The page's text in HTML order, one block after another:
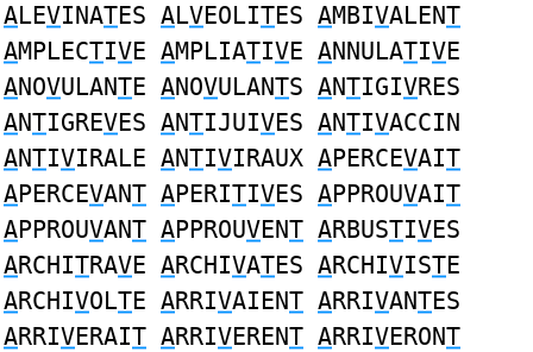
ALEVINATES ALVEOLITES AMBIVALENT
AMPLECTIVE AMPLIATIVE ANNULATIVE
ANOVULANTE ANOVULANTS ANTIGIVRES
ANTIGREVES ANTIJUIVES ANTIVACCIN
ANTIVIRALE ANTIVIRAUX APERCEVAIT
APERCEVANT APERITIVES APPROUVAIT
APPROUVANT APPROUVENT ARBUSTIVES
ARCHITRAVE ARCHIVATES ARCHIVISTE
ARCHIVOLTE ARRIVAIENT ARRIVANTES
ARRIVERAIT ARRIVERENT ARRIVERONT